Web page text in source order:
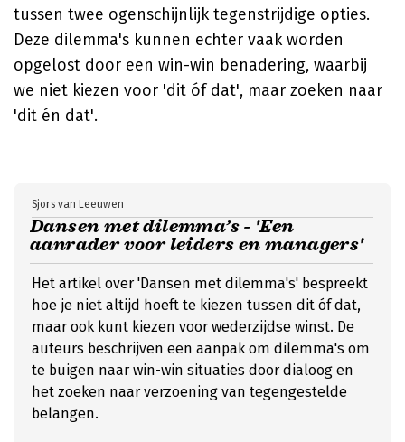
tussen twee ogenschijnlijk tegenstrijdige opties.
Deze dilemma's kunnen echter vaak worden
opgelost door een win-win benadering, waarbij
we niet kiezen voor 'dit óf dat', maar zoeken naar
'dit én dat'.
Dansen met dilemma’s - 'Een
aanrader voor leiders en managers'
Sjors van Leeuwen
Het artikel over 'Dansen met dilemma's' bespreekt
hoe je niet altijd hoeft te kiezen tussen dit óf dat,
maar ook kunt kiezen voor wederzijdse winst. De
auteurs beschrijven een aanpak om dilemma's om
te buigen naar win-win situaties door dialoog en
het zoeken naar verzoening van tegengestelde
belangen.